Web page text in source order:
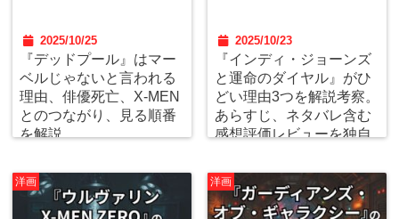
2025/10/25
『デッドプール』はマー
ベルじゃないと言われる
理由、俳優死亡、X-MEN
とのつながり、見る順番
を解説。
2025/10/23
『インディ・ジョーンズ
と運命のダイヤル』がひ
どい理由3つを解説考察。
あらすじ、ネタバレ含む
感想評価レビューを独自
洋画 洋画